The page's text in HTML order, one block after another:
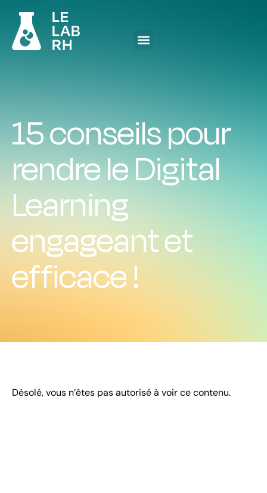
15 conseils pour
rendre le Digital
Learning
engageant et
efficace !
Désolé, vous n’êtes pas autorisé à voir ce contenu.